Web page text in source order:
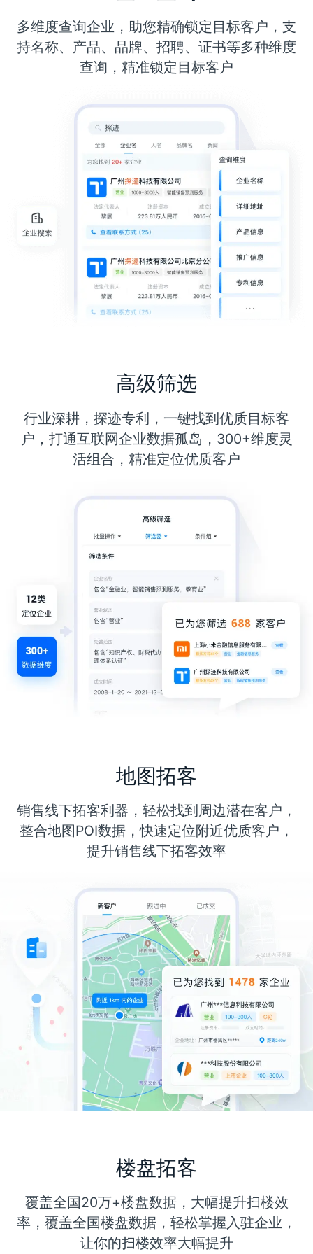
多维度查询企业，助您精确锁定目标客户，支
持名称、产品、品牌、招聘、证书等多种维度
查询，精准锁定目标客户
高级筛选
行业深耕，探迹专利，一键找到优质目标客
户，打通互联网企业数据孤岛，300+维度灵
活组合，精准定位优质客户
地图拓客
销售线下拓客利器，轻松找到周边潜在客户，
整合地图POI数据，快速定位附近优质客户，
提升销售线下拓客效率
楼盘拓客
覆盖全国20万+楼盘数据，大幅提升扫楼效
率，覆盖全国楼盘数据，轻松掌握入驻企业，
让你的扫楼效率大幅提升